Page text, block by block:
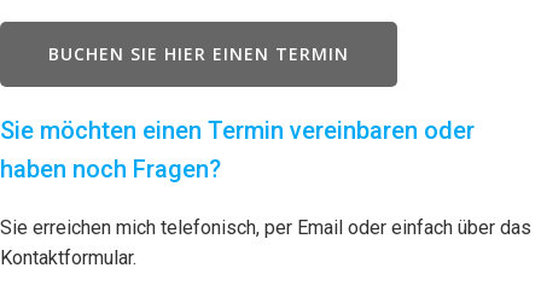
BUCHEN SIE HIER EINEN TERMIN
Sie möchten einen Termin vereinbaren oder
haben noch Fragen?
Sie erreichen mich telefonisch, per Email oder einfach über das
Kontaktformular.